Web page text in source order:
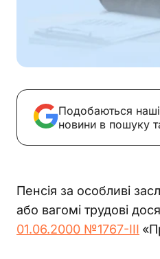
Подобаються
новини в пошуку
Пенсія за особливі
або вагомі трудові
01.06.2000 №1767-III